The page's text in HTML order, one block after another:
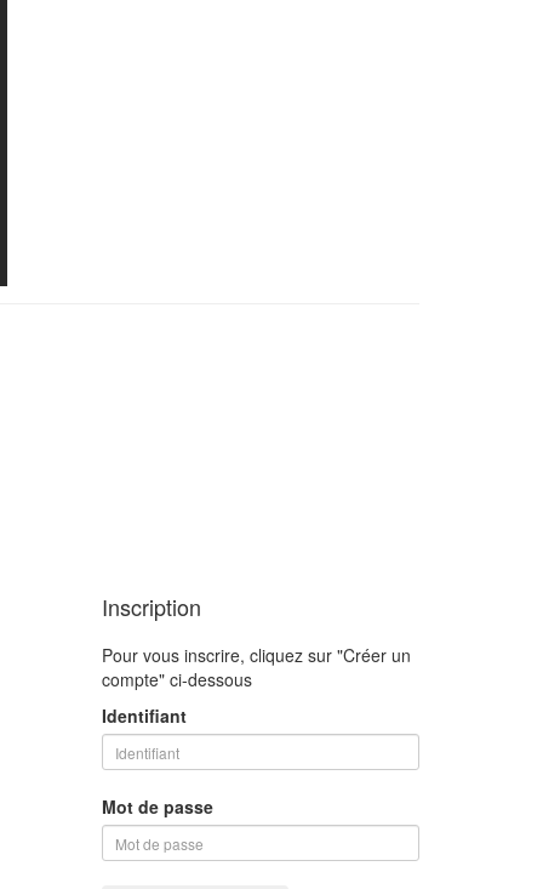
Inscription
Pour vous inscrire, cliquez sur "Créer un
compte" ci-dessous
Identifiant
Mot de passe